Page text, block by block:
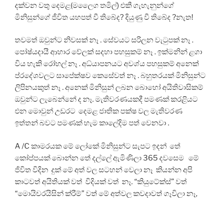
දක්වන වතු දෙමළ(මලෛග තමිල්) එකී ගැහැනුන්ගේ
මිනිසුන්ගේ ජීවිත යහපත් වී තිබේද? දියුණු වී තිබේද ?නැත!
තවමත් ඔවුන්ට නිවසක් නෑ . සේවයට සරිලන වැටුපක් නෑ .
පෝෂ්යදායී ආහාර වේලක් සදහා පහසුකම් නෑ . ඉක්මනින් ළගා
විය හැකි රෝහල් නෑ . අධ්යාපනයට අවශ්ය පහසුකම් අනෙක්
ප්රදේශවලට සාපේක්ෂව කෙසේවත් නෑ . බහුතරයක් මිනිසුන්ට
ලිපිනයකුත් නෑ . අනෙක් මිනිසුන් ලබන බොහෝ අයිතිවාසිකම්
ඔවුන්ට ලැබෙන්නේ ද නෑ. මැතිවරණයකදී පමණක් කරළියට
එන මොවුන් උඩරට දෙමළ ජාතික පක්ෂ වල මැතිවරණ
ඉත්තන් බවට පමණක් හැම කාලේදිම පත් වෙනවා .
A /C කාමරයක මේ ලෝකේ මිනිසුන්ට සැපට ඉදන් තේ
කෝප්පයක් බොන්න තේ දල්ලේ ඇමිණිලා 365 දවසෙම මේ
ජිවිත විදින දුක් මේ අත් වල සටහන් වෙලා නෑ කියන්න අපි
කාටවත් අයිතියක් වත් විදියක් වත් නෑ. “කියුටේක්ස්” වත්
“මොයිචරයිසින් ක්රීම්” වත් මේ අත්වල කවදාවත් ගෑවිලා නෑ,